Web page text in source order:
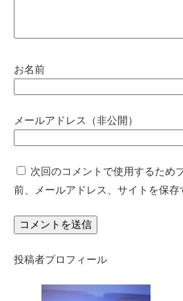
お名前
メールアドレス（非公開）
次回のコメントで使用するため
前、メールアドレス、サイトを保存
投稿者プロフィール